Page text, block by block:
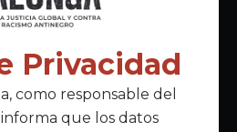
de privacidad
Privacidad
como responsable del
que los datos